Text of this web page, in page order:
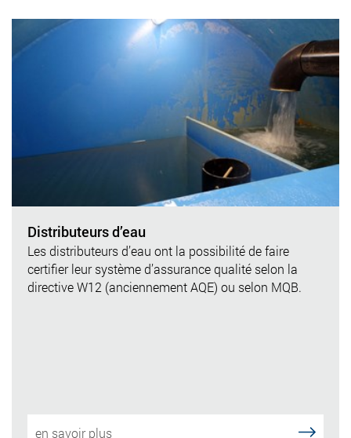
Distributeurs d’eau
Les distributeurs d’eau ont la possibilité de faire
certifier leur système d’assurance qualité selon la
directive W12 (anciennement AQE) ou selon MQB.
en savoir plus